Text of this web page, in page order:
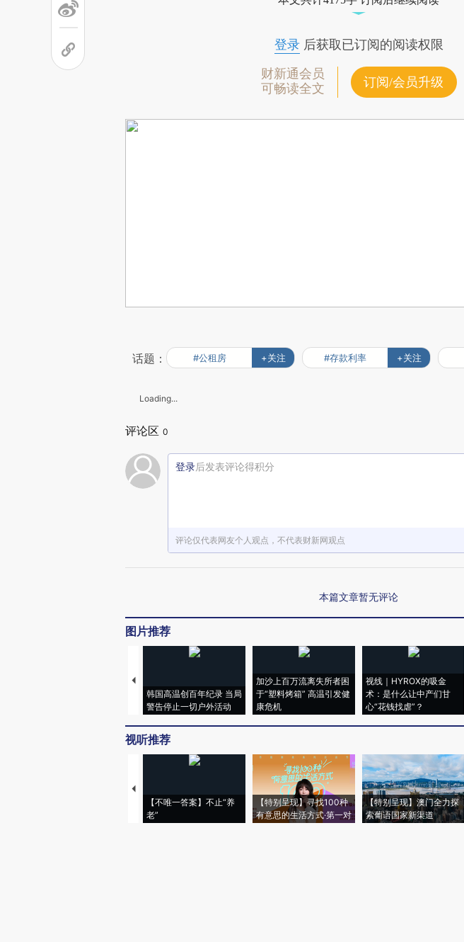
登录后获取已订阅的阅读权限
财新通会员
可畅读全文
订阅/会员升级
话题： #公租房 +关注 #存款利率 +关注
Loading...
评论区 0
登录后发表评论得积分
评论仅代表网友个人观点，不代表财新网观点
本篇文章暂无评论
图片推荐
韩国高温创百年纪录 当局
警告停止一切户外活动
加沙上百万流离失所者困
于“塑料烤箱” 高温引发健
康危机
视线｜HYROX的吸金
术：是什么让中产们甘
心“花钱找虐”？
视听推荐
【不唯一答案】不止“养
老”
【特别呈现】寻找100种
有意思的生活方式·第一对
【特别呈现】澳门全力探
索葡语国家新渠道